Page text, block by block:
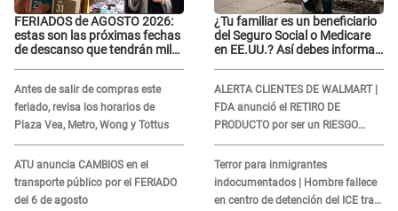
FERIADOS de AGOSTO 2026:
estas son las próximas fechas
de descanso que tendrán miles
Antes de salir de compras este
feriado, revisa los horarios de
Plaza Vea, Metro, Wong y Tottus
ATU anuncia CAMBIOS en el
transporte público por el FERIADO
del 6 de agosto
¿Tu familiar es un beneficiario
del Seguro Social o Medicare
en EE.UU.? Así debes informar
ALERTA CLIENTES DE WALMART |
FDA anunció el RETIRO DE
PRODUCTO por ser un RIESGO
MORTAL para consumidores: ¿Cuál
es?
Terror para inmigrantes
indocumentados | Hombre fallece
en centro de detención del ICE tras